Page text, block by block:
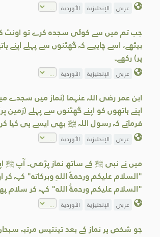
عربي الإنجليزية الأوردية
جب تم میں سے کوئی سجدہ کرے تو اونٹ
بیٹھے، اسے چاہیے کہ گھٹنوں سے پہلے اپنے
پر) رکھے۔
عربي الإنجليزية الأوردية
ابن عمر رضی اللہ عنہما (نماز میں سجدے
اپنے ہاتھوں کو اپنے گھٹنوں سے پہلے (زمین
فرماتے کہ رسول اللہ ﷺ بھی ایسے ہی کیا
عربي الإنجليزية الأوردية
ميں نے نبی ﷺ کے ساتھ نماز پڑھی۔ آپ ﷺ
"السلام عليكم ورحمةُ اللهِ وبركاته" کہہ کر
"السلام عليكم ورحمةُ الله" کہہ کر سلام
عربي الإنجليزية الأوردية
جو شخص ہر نماز کے بعد تینتیس مرتبہ